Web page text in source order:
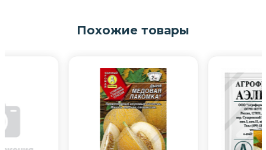
Похожие товары